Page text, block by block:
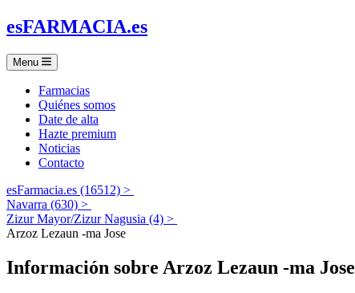
esFARMACIA.es
Menu
Farmacias
Quiénes somos
Date de alta
Hazte premium
Noticias
Contacto
esFarmacia.es (16512) >
Navarra (630) >
Zizur Mayor/Zizur Nagusia (4) >
Arzoz Lezaun -ma Jose
Información sobre Arzoz Lezaun -ma Jose